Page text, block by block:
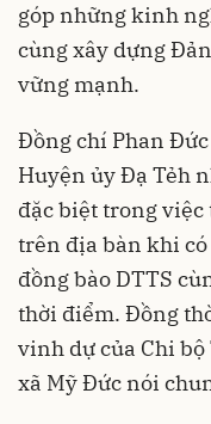
góp những kinh
cùng xây dựng
vững mạnh.
Đồng chí Phan
Huyện ủy Đạ Tẻh
đặc biệt trong
trên địa bàn khi
đồng bào DTTS
thời điểm. Đồng
vinh dự của Chi
xã Mỹ Đức nói